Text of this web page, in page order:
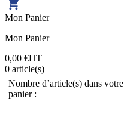
Mon Panier
Mon Panier
0,00 €HT
0 article(s)
Nombre d’article(s) dans votre
panier :